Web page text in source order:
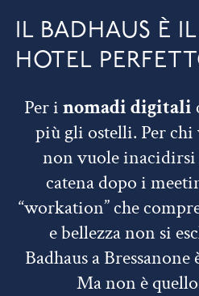
IL BADHAUS È
HOTEL
Per i nomadi digitali
più gli ostelli. Per
non vuole
catena dopo i
“workation” che
e bellezza non si
Badhaus a
Ma non è